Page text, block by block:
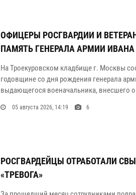
ОФИЦЕРЫ РОСГВАРДИИ И
ПАМЯТЬ ГЕНЕРАЛА АРМИИ
На Троекуровском кладбище г. Москвы
годовщине со дня рождения генерала
выдающегося военачальника, внесшего
05 августа 2026, 14:19 6
РОСГВАРДЕЙЦЫ ОТРАБОТАЛИ
«ТРЕВОГА»